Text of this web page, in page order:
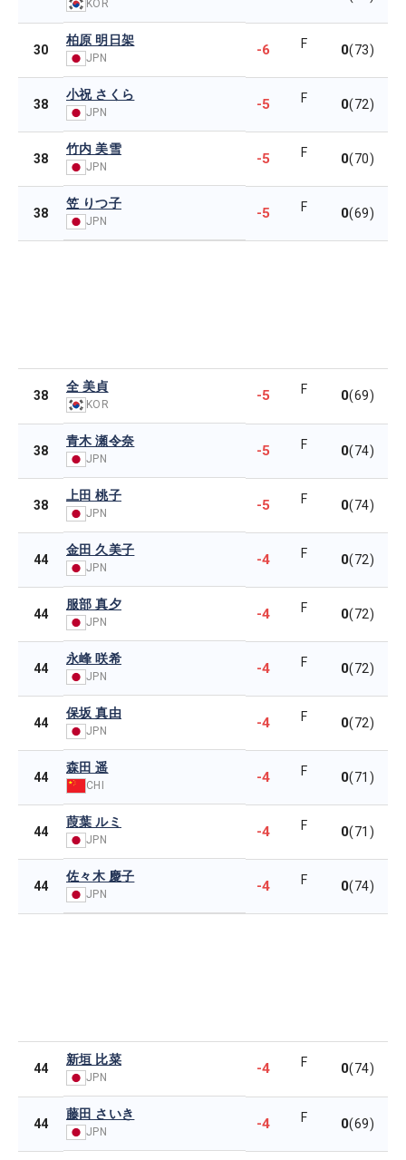
KOR
30
柏原 明日架
JPN -6 F 0(73)
38
小祝 さくら
JPN -5 F 0(72)
38
竹内 美雪
JPN -5 F 0(70)
38
笠 りつ子
JPN -5 F 0(69)
38
全 美貞
KOR
-5 F 0(69)
38
青木 瀬令奈
JPN -5 F 0(74)
38
上田 桃子
JPN -5 F 0(74)
44
金田 久美子
JPN -4 F 0(72)
44
服部 真夕
JPN -4 F 0(72)
44
永峰 咲希
JPN -4 F 0(72)
44
保坂 真由
JPN -4 F 0(72)
44
森田 遥
CHI -4 F 0(71)
44
葭葉 ルミ
JPN -4 F 0(71)
44
佐々木 慶子
JPN -4 F 0(74)
44
新垣 比菜
JPN
-4 F 0(74)
44
藤田 さいき
JPN -4 F 0(69)